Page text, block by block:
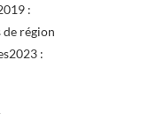
:
région
: